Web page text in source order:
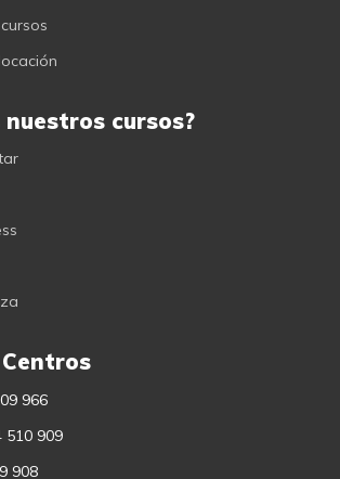
nuestros cursos?
966
510 909
908